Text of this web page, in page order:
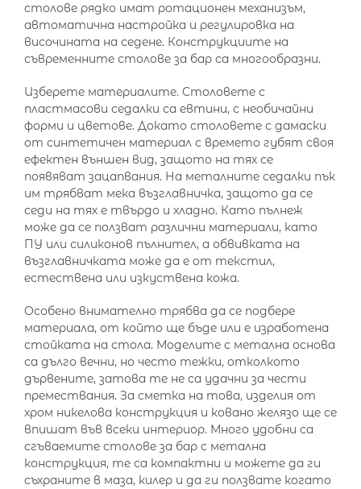
столове рядко имат ротационен механизъм,
автоматична настройка и регулировка на
височината на седене. Конструкциите на
съвременните столове за бар са многообразни.
Изберете материалите. Столовете с
пластмасови седалки са евтини, с необичайни
форми и цветове. Докато столовете с дамаски
от синтетичен материал с времето губят своя
ефектен външен вид, защото на тях се
появяват зацапвания. На металните седалки пък
им трябват мека възглавничка, защото да се
седи на тях е твърдо и хладно. Като пълнеж
може да се ползват различни материали, като
ПУ или силиконов пълнител, а обвивката на
възглавничката може да е от текстил,
естествена или изкуствена кожа.
Особено внимателно трябва да се подбере
материала, от който ще бъде или е изработена
стойката на стола. Моделите с метална основа
са дълго вечни, но често тежки, отколкото
дървените, затова те не са удачни за чести
премествания. За сметка на това, изделия от
хром никелова конструкция и ковано желязо ще се
впишат във всеки интериор. Много удобни са
сгъваемите столове за бар с метална
конструкция, те са компактни и можете да ги
съхраните в маза, килер и да ги ползвате когато